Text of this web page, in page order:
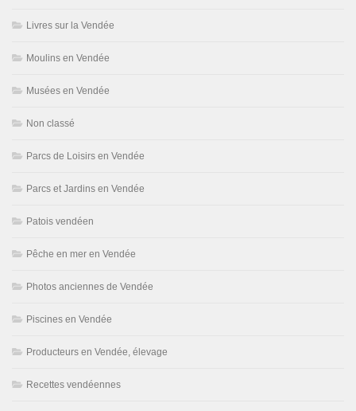
Livres sur la Vendée
Moulins en Vendée
Musées en Vendée
Non classé
Parcs de Loisirs en Vendée
Parcs et Jardins en Vendée
Patois vendéen
Pêche en mer en Vendée
Photos anciennes de Vendée
Piscines en Vendée
Producteurs en Vendée, élevage
Recettes vendéennes